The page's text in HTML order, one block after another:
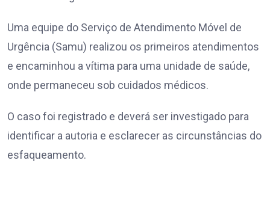
Uma equipe do Serviço de Atendimento Móvel de
Urgência (Samu) realizou os primeiros atendimentos
e encaminhou a vítima para uma unidade de saúde,
onde permaneceu sob cuidados médicos.
O caso foi registrado e deverá ser investigado para
identificar a autoria e esclarecer as circunstâncias do
esfaqueamento.